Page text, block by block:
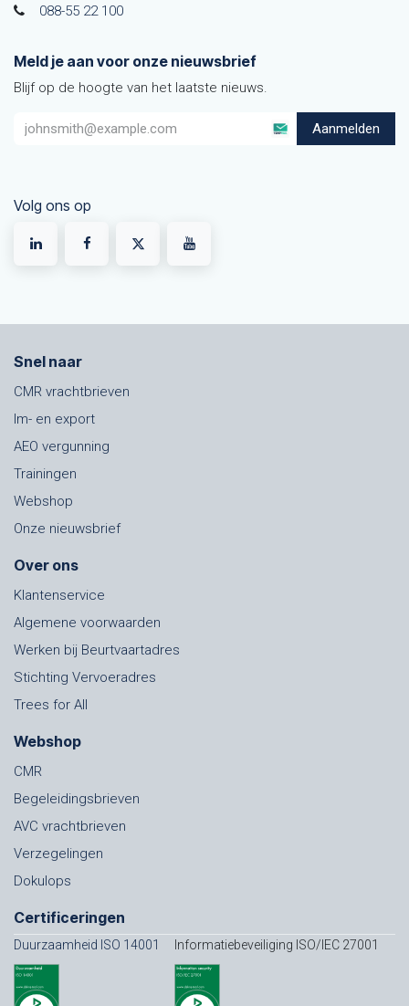
088-55 22 100
Meld je aan voor onze nieuwsbrief
Blijf op de hoogte van het laatste nieuws.
Aanmelden
Volg ons op
Snel naar
CMR vrachtbrieven
Im- en export
AEO vergunning
Trainingen
Webshop
Onze nieuwsbrief
Over ons
Klantenservice
Algemene voorwaarden
Werken bij Beurtvaartadres
Stichting Vervoeradres
Trees for All
Webshop
CMR
Begeleidingsbrieven
AVC vrachtbrieven
Verzegelingen
Dokulops
Certificeringen
Duurzaamheid ISO 14001 Informatiebeveiliging ISO/IEC 27001